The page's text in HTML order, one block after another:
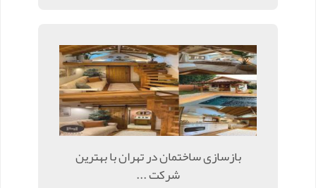
بازسازی ساختمان در تهران با بهترین
شرکت ...